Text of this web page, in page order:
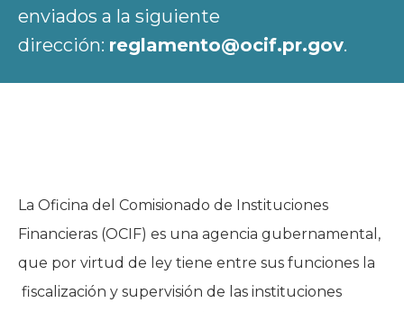
enviados a la siguiente
dirección: reglamento@ocif.pr.gov.
La Oficina del Comisionado de Instituciones
Financieras (OCIF) es una agencia gubernamental,
que por virtud de ley tiene entre sus funciones la
fiscalización y supervisión de las instituciones